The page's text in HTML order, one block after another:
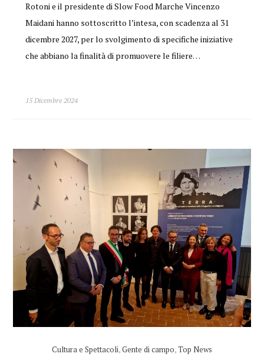
Rotoni e il presidente di Slow Food Marche Vincenzo
Maidani hanno sottoscritto l’intesa, con scadenza al 31
dicembre 2027, per lo svolgimento di specifiche iniziative
che abbiano la finalità di promuovere le filiere…
15 Dicembre 2024
Cultura e Spettacoli,Gente di campo,Top News